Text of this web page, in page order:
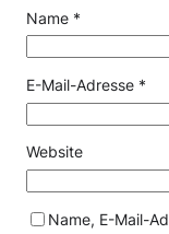
Name *
E-Mail-Adresse *
Website
Name, E-Mail-